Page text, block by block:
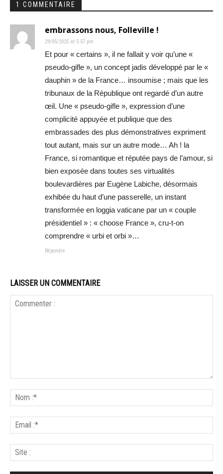
1 COMMENTAIRE
embrassons nous, Folleville !
29/05/2025 at 5:57 pm
Et pour « certains », il ne fallait y voir qu’une «
pseudo-gifle », un concept jadis développé par le «
dauphin » de la France… insoumise ; mais que les
tribunaux de la République ont regardé d’un autre
œil. Une « pseudo-gifle », expression d’une
complicité appuyée et publique que des
embrassades des plus démonstratives expriment
tout autant, mais sur un autre mode… Ah ! la
France, si romantique et réputée pays de l’amour, si
bien exposée dans toutes ses virtualités
boulevardières par Eugène Labiche, désormais
exhibée du haut d’une passerelle, un instant
transformée en loggia vaticane par un « couple
présidentiel » : « choose France », cru-t-on
comprendre « urbi et orbi »…
Répondre
LAISSER UN COMMENTAIRE